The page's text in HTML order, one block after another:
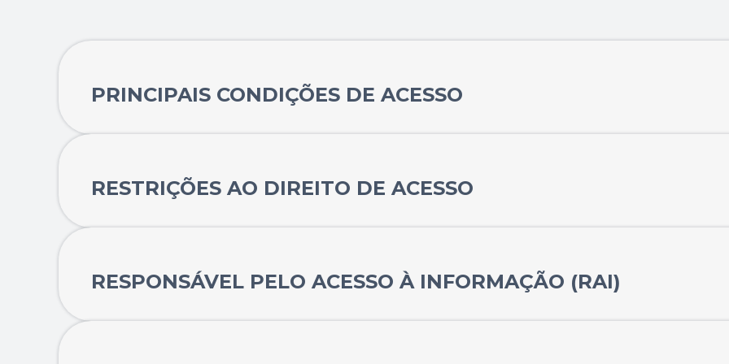
PRINCIPAIS CONDIÇÕES DE ACESSO
RESTRIÇÕES AO DIREITO DE ACESSO
RESPONSÁVEL PELO ACESSO À INFORMAÇÃO (RAI)